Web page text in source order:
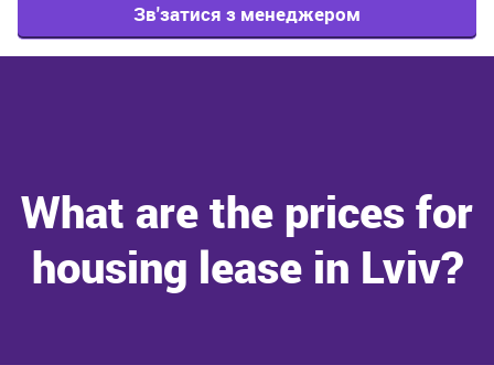
Зв'затися з менеджером
What are the prices for
housing lease in Lviv?